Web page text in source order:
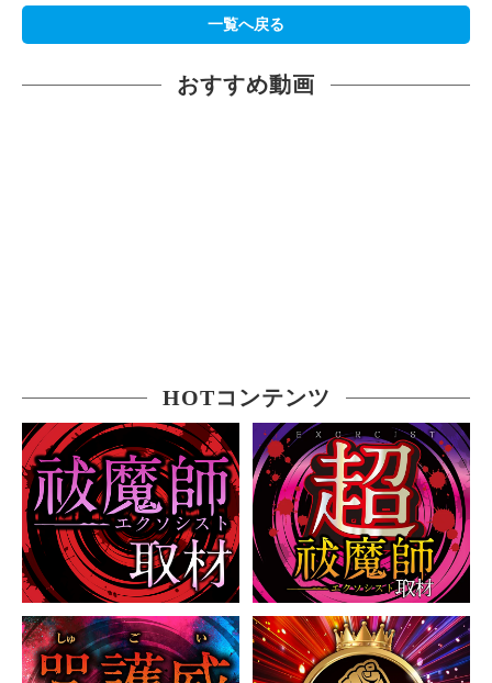
一覧へ戻る
おすすめ動画
HOTコンテンツ